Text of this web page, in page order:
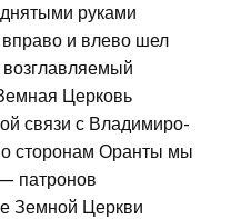
руками
и влево шел
Церковь
связи с Владимиро-
сторонам Оранты мы
патронов
Земной Церкви